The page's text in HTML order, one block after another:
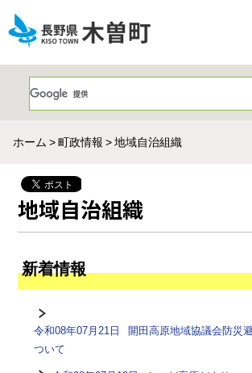
ホーム 町政情報 地域自治組織
地域自治組織
新着情報
令和08年07月21日
開田高原地域協議会防災
ついて